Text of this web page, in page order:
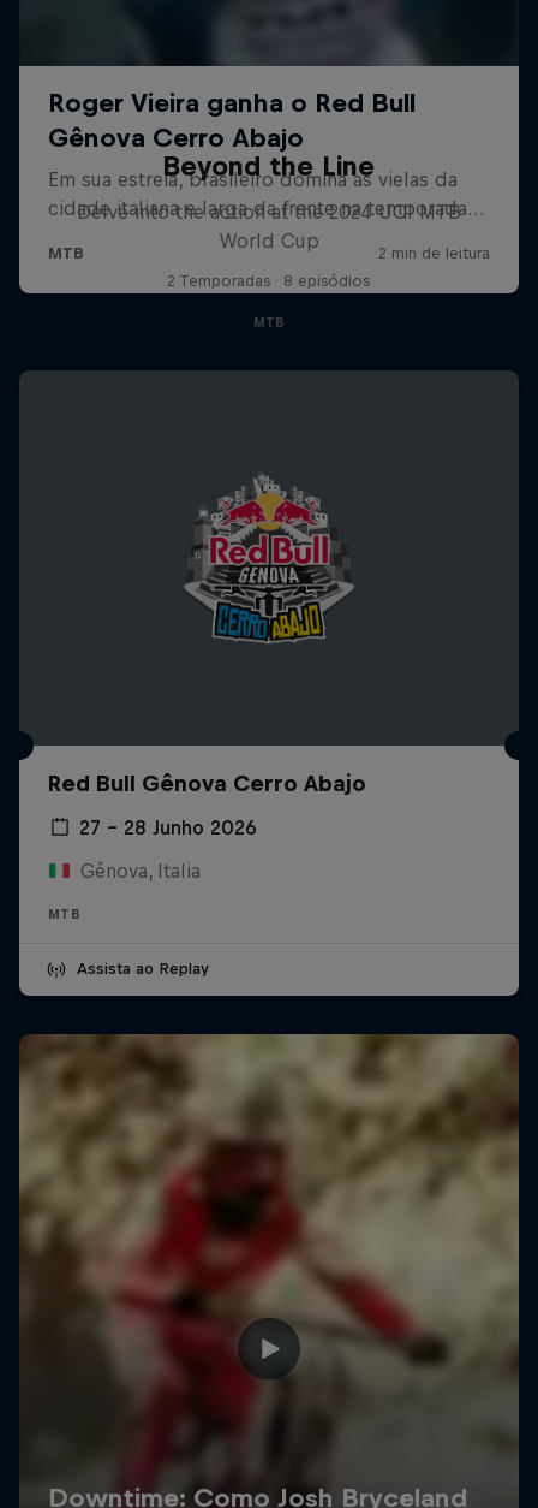
Beyond the Line
Delve into the action at the 2024 UCI MTB
World Cup
2 Temporadas · 8 episódios
MTB
Red Bull Gênova Cerro Abajo
27 – 28 Junho 2026
Gênova, Italia
MTB
Assista ao Replay